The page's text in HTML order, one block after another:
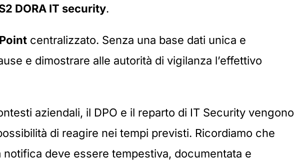
DORA IT security.
centralizzato. Senza una base dati unica e
e dimostrare alle autorità di vigilanza l’effettivo
aziendali, il DPO e il reparto di IT Security vengono
di reagire nei tempi previsti. Ricordiamo che
notifica deve essere tempestiva, documentata e